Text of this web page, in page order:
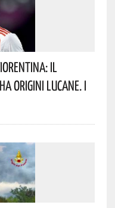
Il
Origini Lucane. I